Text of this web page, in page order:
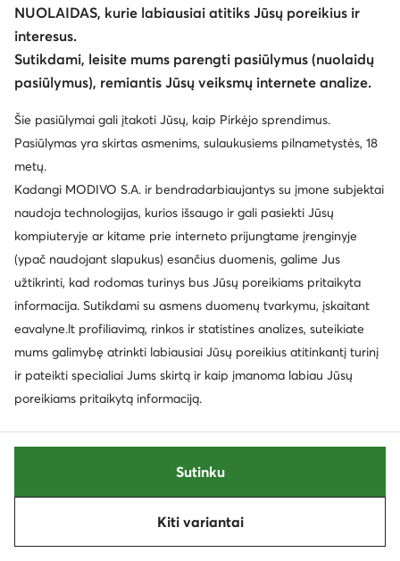
EXTRA -25% Kodas: SUMMER
Sprandi
Dabartinė kaina
13,99€
Mažiausia kaina27,99 €
EXTRA -15% Kodas: SUMMER
24,99€
Sprandi
Šlepetės · Juoda
11,99€
11,99€
Kitas
NUOLAIDAS, kurie labiausiai atitiks Jūsų poreikius ir
interesus.
Sutikdami, leisite mums parengti pasiūlymus (nuolaidų
pasiūlymus), remiantis Jūsų veiksmų internete analize.
Šie pasiūlymai gali įtakoti Jūsų, kaip Pirkėjo sprendimus.
Pasiūlymas yra skirtas asmenims, sulaukusiems pilnametystės, 18
metų.
Kadangi MODIVO S.A. ir bendradarbiaujantys su įmone subjektai
naudoja technologijas, kurios išsaugo ir gali pasiekti Jūsų
kompiuteryje ar kitame prie interneto prijungtame įrenginyje
(ypač naudojant slapukus) esančius duomenis, galime Jus
užtikrinti, kad rodomas turinys bus Jūsų poreikiams pritaikyta
informacija. Sutikdami su asmens duomenų tvarkymu, įskaitant
eavalyne.lt profiliavimą, rinkos ir statistines analizes, suteikiate
mums galimybę atrinkti labiausiai Jūsų poreikius atitinkantį turinį
ir pateikti specialiai Jums skirtą ir kaip įmanoma labiau Jūsų
poreikiams pritaikytą informaciją.
Kiti variantai
Sutinku